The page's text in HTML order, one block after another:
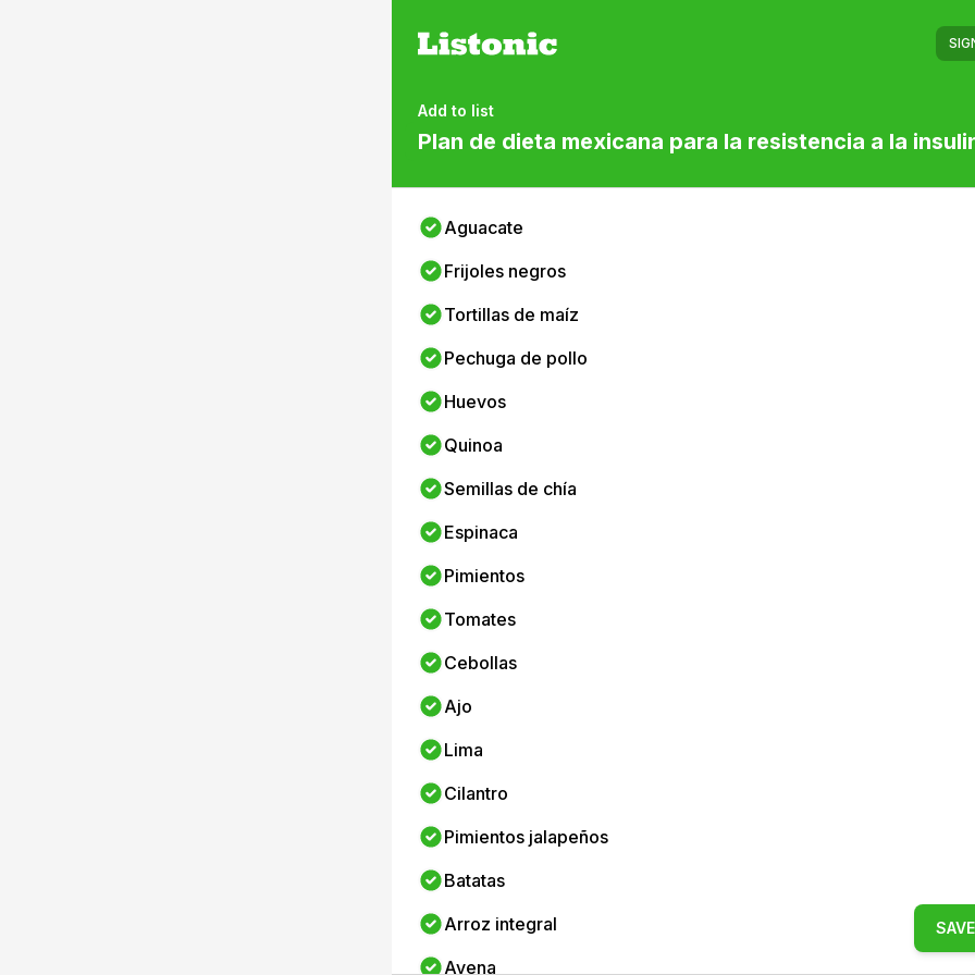
Add to list
Plan de dieta mexicana para la resistencia a la
Aguacate
Frijoles negros
Tortillas de maíz
Pechuga de pollo
Huevos
Quinoa
Semillas de chía
Espinaca
Pimientos
Tomates
Cebollas
Ajo
Lima
Cilantro
Pimientos jalapeños
Batatas
Arroz integral
Avena